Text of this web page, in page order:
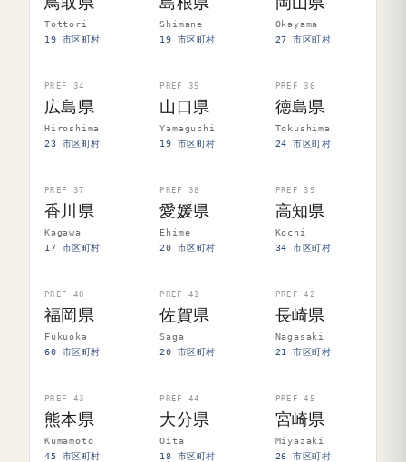
Tottori
19 市区町村
Shimane
19 市区町村
Okayama
27 市区町村
PREF 34
広島県
Hiroshima
23 市区町村
PREF 35
山口県
Yamaguchi
19 市区町村
PREF 36
徳島県
Tokushima
24 市区町村
PREF 37
香川県
Kagawa
17 市区町村
PREF 38
愛媛県
Ehime
20 市区町村
PREF 39
高知県
Kochi
34 市区町村
PREF 40
福岡県
Fukuoka
60 市区町村
PREF 41
佐賀県
Saga
20 市区町村
PREF 42
長崎県
Nagasaki
21 市区町村
PREF 43
熊本県
Kumamoto
45 市区町村
PREF 44
大分県
Oita
18 市区町村
PREF 45
宮崎県
Miyazaki
26 市区町村